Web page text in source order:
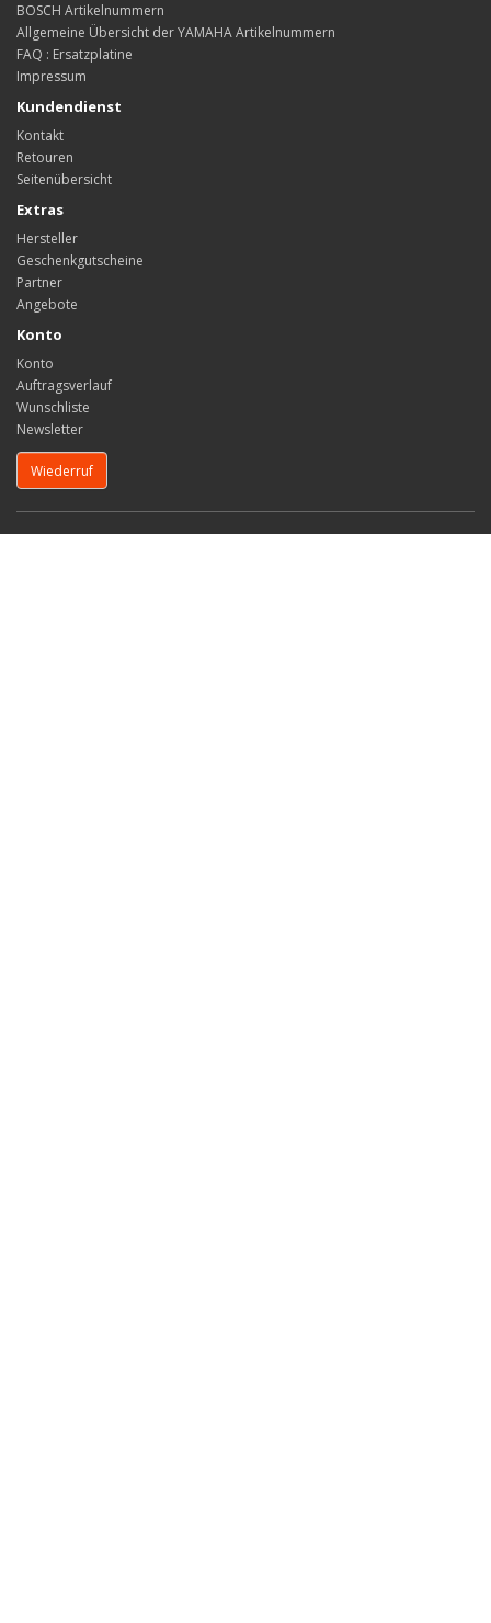
BOSCH Artikelnummern
Allgemeine Übersicht der YAMAHA Artikelnummern
FAQ : Ersatzplatine
Impressum
Kundendienst
Kontakt
Retouren
Seitenübersicht
Extras
Hersteller
Geschenkgutscheine
Partner
Angebote
Konto
Konto
Auftragsverlauf
Wunschliste
Newsletter
Wiederruf